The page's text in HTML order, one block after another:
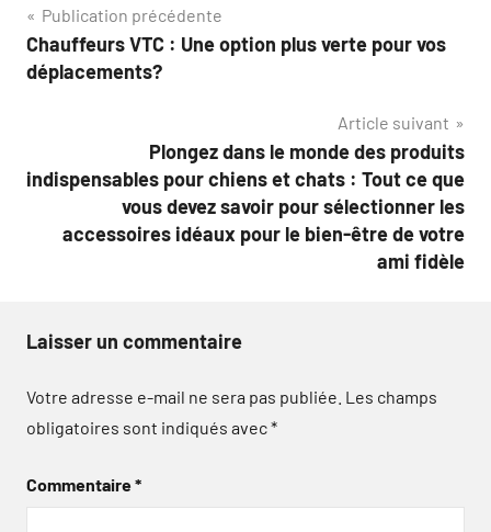
Navigation
de
Publication précédente
Chauffeurs VTC : Une option plus verte pour vos
déplacements?
Article suivant
Plongez dans le monde des produits
indispensables pour chiens et chats : Tout ce que
vous devez savoir pour sélectionner les
accessoires idéaux pour le bien-être de votre
ami fidèle
Laisser un commentaire
Votre adresse e-mail ne sera pas publiée. Les champs
obligatoires sont indiqués avec*
Commentaire*